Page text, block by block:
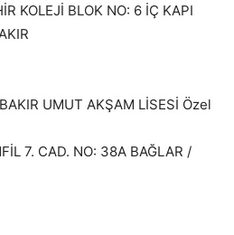
KOLEJİ BLOK NO: 6 İÇ KAPI
UMUT AKŞAM LİSESİ Özel
7. CAD. NO: 38A BAĞLAR /